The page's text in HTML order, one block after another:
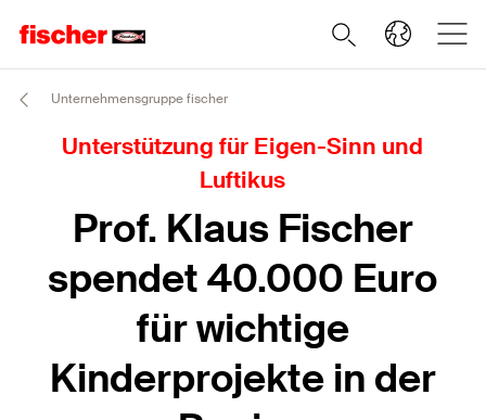
Unternehmensgruppe fischer
Unterstützung für Eigen-Sinn und
Luftikus
Prof. Klaus Fischer
spendet 40.000 Euro
für wichtige
Kinderprojekte in der